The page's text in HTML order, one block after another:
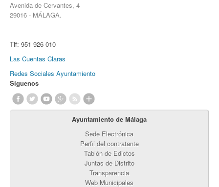
Avenida de Cervantes, 4
29016 - MÁLAGA.
Tlf: 951 926 010
Las Cuentas Claras
Redes Sociales Ayuntamiento
Síguenos
Ayuntamiento de Málaga
Sede Electrónica
Perfil del contratante
Tablón de Edictos
Juntas de Distrito
Transparencia
Web Municipales